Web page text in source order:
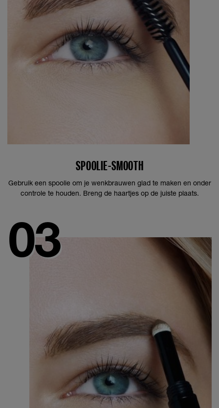
SPOOLIE-SMOOTH
Gebruik een spoolie om je wenkbrauwen glad te maken en onder
controle te houden. Breng de haartjes op de juiste plaats.